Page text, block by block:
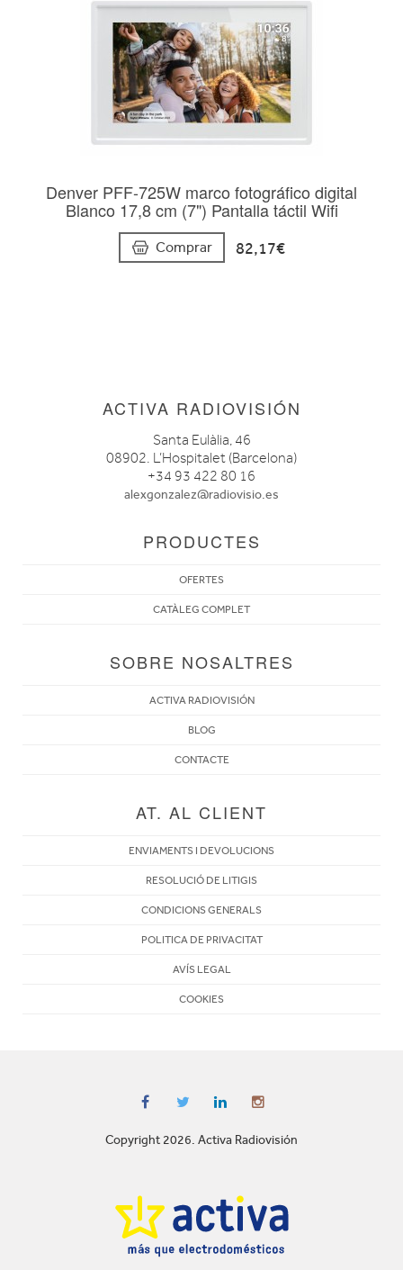
Denver PFF-725W marco fotográfico digital
Blanco 17,8 cm (7") Pantalla táctil Wifi
Comprar 82,17€
ACTIVA RADIOVISIÓN
Santa Eulàlia, 46
08902. L’Hospitalet (Barcelona)
+34 93 422 80 16
alexgonzalez@radiovisio.es
PRODUCTES
OFERTES
CATÀLEG COMPLET
SOBRE NOSALTRES
ACTIVA RADIOVISIÓN
BLOG
CONTACTE
AT. AL CLIENT
ENVIAMENTS I DEVOLUCIONS
RESOLUCIÓ DE LITIGIS
CONDICIONS GENERALS
POLITICA DE PRIVACITAT
AVÍS LEGAL
COOKIES
Copyright 2026. Activa Radiovisión